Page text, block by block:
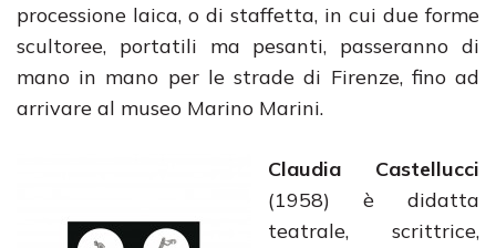
processione laica, o di staffetta, in cui due forme
scultoree, portatili ma pesanti, passeranno di
mano in mano per le strade di Firenze, fino ad
arrivare al museo Marino Marini.
Claudia Castellucci
(1958) è didatta
teatrale, scrittrice,